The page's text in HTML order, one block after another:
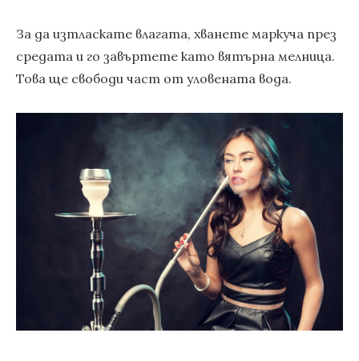
За да изтласкате влагата, хванете маркуча през
средата и го завъртете като вятърна мелница.
Това ще свободи част от уловената вода.